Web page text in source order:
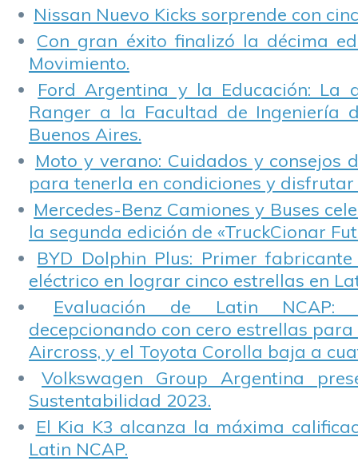
Nissan Nuevo Kicks sorprende con
Con gran éxito finalizó la décima
Movimiento.
Ford Argentina y la Educación: La
Ranger a la Facultad de Ingeniería
Buenos Aires.
Moto y verano: Cuidados y consejos
para tenerla en condiciones y disfrutar
Mercedes-Benz Camiones y Buses
la segunda edición de «TruckCionar
BYD Dolphin Plus: Primer
eléctrico en lograr cinco estrellas en
Evaluación de Latin NCAP:
decepcionando con cero estrellas para
Aircross, y el Toyota Corolla baja a
Volkswagen Group Argentina
Sustentabilidad 2023.
El Kia K3 alcanza la máxima
Latin NCAP.